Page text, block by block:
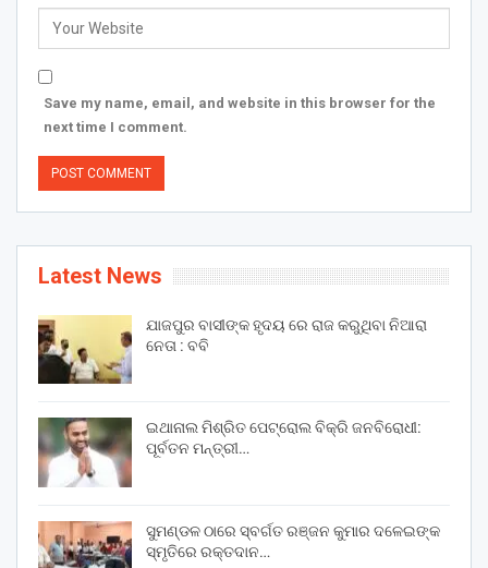
Save my name, email, and website in this browser for the
next time I comment.
Latest News
ଯାଜପୁର ବାସୀଙ୍କ ହୃଦୟ ରେ ରାଜ କରୁଥିବା ନିଆରା
ନେତା : ବବି
ଇଥାନାଲ ମିଶ୍ରିତ ପେଟ୍ରୋଲ ବିକ୍ରି ଜନବିରୋଧୀ:
ପୂର୍ବତନ ମନ୍ତ୍ରୀ…
ସୁମଣ୍ଡଳ ଠାରେ ସ୍ବର୍ଗତ ରଞ୍ଜନ କୁମାର ଦଳେଇଙ୍କ
ସ୍ମୃତିରେ ରକ୍ତଦାନ…